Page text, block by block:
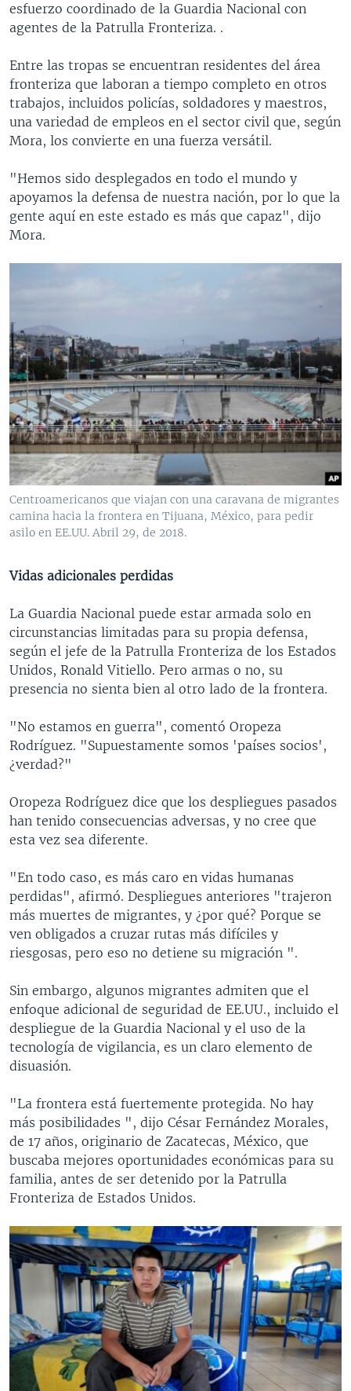
esfuerzo coordinado de la Guardia Nacional con
agentes de la Patrulla Fronteriza. .
Entre las tropas se encuentran residentes del área
fronteriza que laboran a tiempo completo en otros
trabajos, incluidos policías, soldadores y maestros,
una variedad de empleos en el sector civil que, según
Mora, los convierte en una fuerza versátil.
"Hemos sido desplegados en todo el mundo y
apoyamos la defensa de nuestra nación, por lo que la
gente aquí en este estado es más que capaz", dijo
Mora.
Centroamericanos que viajan con una caravana de migrantes
camina hacia la frontera en Tijuana, México, para pedir
asilo en EE.UU. Abril 29, de 2018.
Vidas adicionales perdidas
La Guardia Nacional puede estar armada solo en
circunstancias limitadas para su propia defensa,
según el jefe de la Patrulla Fronteriza de los Estados
Unidos, Ronald Vitiello. Pero armas o no, su
presencia no sienta bien al otro lado de la frontera.
"No estamos en guerra", comentó Oropeza
Rodríguez. "Supuestamente somos 'países socios',
¿verdad?"
Oropeza Rodríguez dice que los despliegues pasados
han tenido consecuencias adversas, y no cree que
esta vez sea diferente.
"En todo caso, es más caro en vidas humanas
perdidas", afirmó. Despliegues anteriores "trajeron
más muertes de migrantes, y ¿por qué? Porque se
ven obligados a cruzar rutas más difíciles y
riesgosas, pero eso no detiene su migración ".
Sin embargo, algunos migrantes admiten que el
enfoque adicional de seguridad de EE.UU., incluido el
despliegue de la Guardia Nacional y el uso de la
tecnología de vigilancia, es un claro elemento de
disuasión.
"La frontera está fuertemente protegida. No hay
más posibilidades ", dijo César Fernández Morales,
de 17 años, originario de Zacatecas, México, que
buscaba mejores oportunidades económicas para su
familia, antes de ser detenido por la Patrulla
Fronteriza de Estados Unidos.